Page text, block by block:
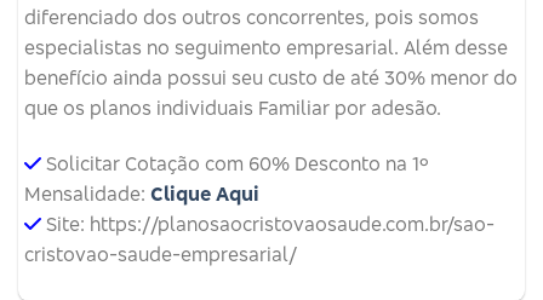
diferenciado dos outros concorrentes, pois somos
especialistas no seguimento empresarial. Além desse
benefício ainda possui seu custo de até 30% menor do
que os planos individuais Familiar por adesão.
Solicitar Cotação com 60% Desconto na 1º
Mensalidade: Clique Aqui
Site: https://planosaocristovaosaude.com.br/sao-
cristovao-saude-empresarial/